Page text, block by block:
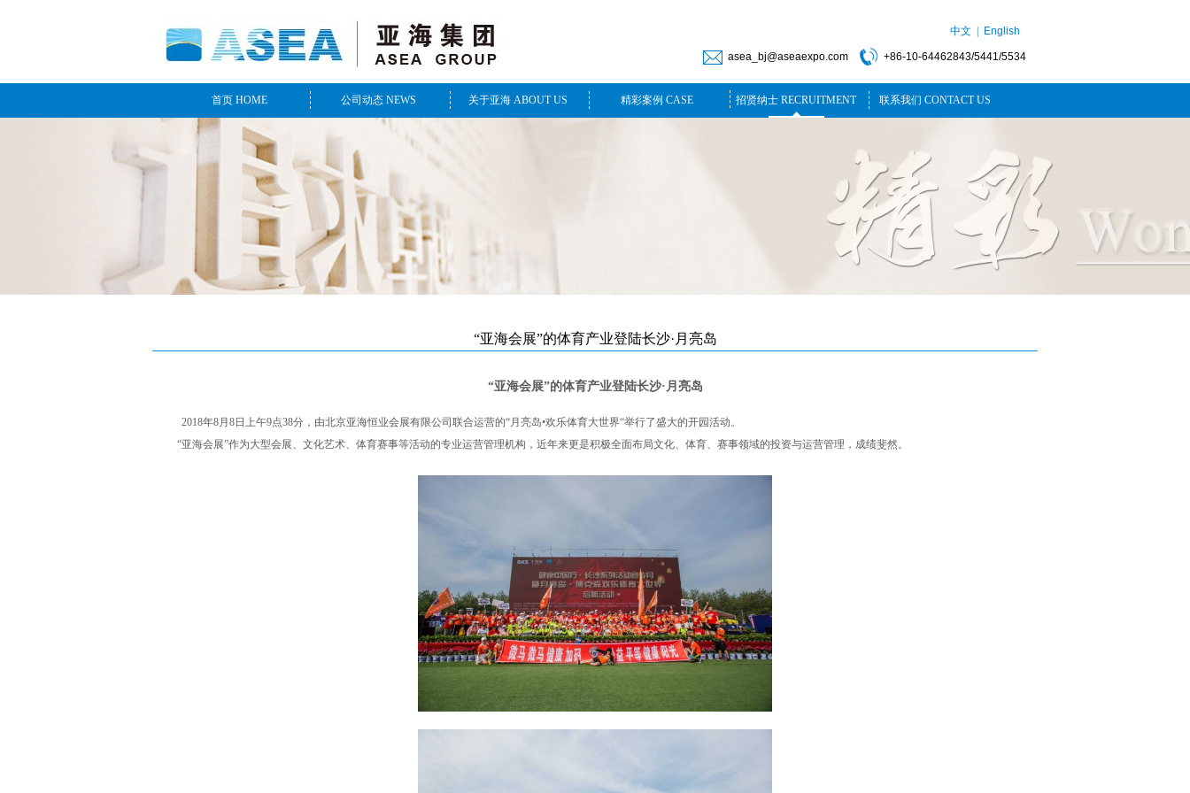
+86-10-64462843/5441/5534
首页 HOME 公司动态 NEWS 关于亚海 ABOUT US 精彩案例 CASE 招贤纳士 RECRUITMENT 联系我们 CONTACT US
asea_bj@aseaexpo.com
中文 | English
“亚海会展”的体育产业登陆长沙·月亮岛
“亚海会展”的体育产业登陆长沙·月亮岛
2018年8月 8日上午9点38分，由北京亚海恒业会展有限公司联合运营的“月亮岛•欢乐体育大世界“举行了盛大的开园活动。
“亚海会展”作为大型会展、文化艺术、体育赛事等活动的专业运营管理机构，近年来更是积极全面布局文化、体育、赛事领域的投资与运营管理，成绩斐然。